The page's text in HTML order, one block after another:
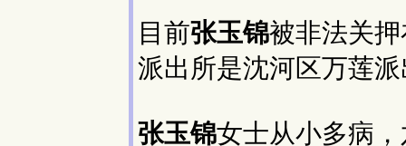
目前张玉锦被非法关
派出所是沈河区万莲
张玉锦女士从小多病